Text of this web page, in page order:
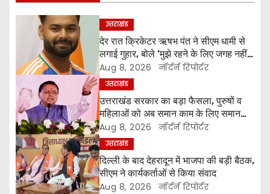
v
i
g
a
t
उत्तराखंड
देर रात क्रिकेटर ऋषभ पंत ने सीएम धामी से
लगाई गुहार, बोले ‘मुझे रहने के लिए जगह नहीं
मिल रही’
Aug 8, 2026 नॉर्दर्न रिपोर्टर
उत्तराखंड
उत्तराखंड सरकार का बड़ा फैसला, पुरुषों व
महिलाओं को अब समान काम के लिए समान
वेतन
Aug 8, 2026 नॉर्दर्न रिपोर्टर
उत्तराखंड
दिल्ली के बाद देहरादून में भाजपा की बड़ी बैठक,
सीएम ने कार्यकर्ताओं से किया संवाद
Aug 8, 2026 नॉर्दर्न रिपोर्टर